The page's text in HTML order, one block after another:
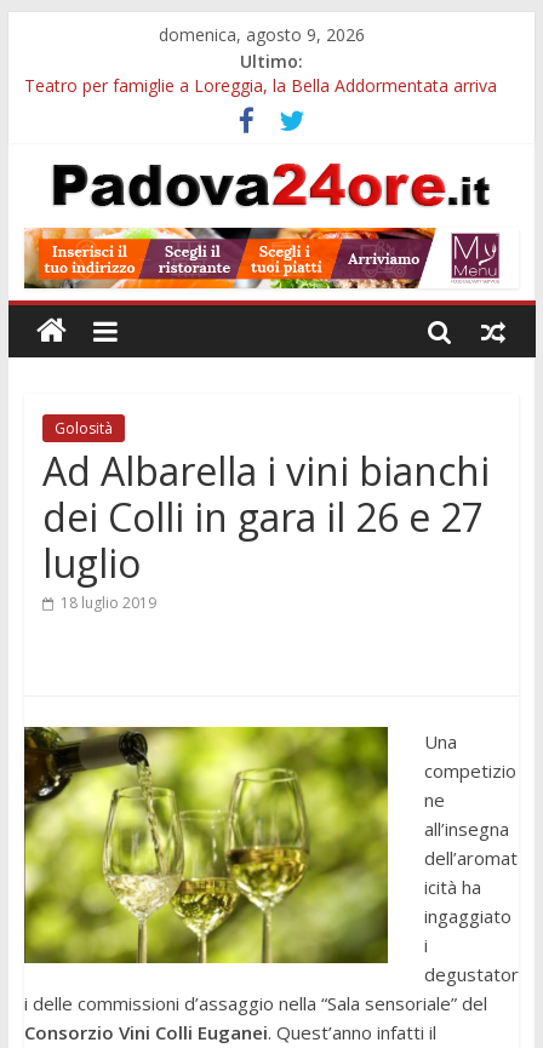
domenica, agosto 9, 2026
Ultimo:
Teatro per famiglie a Loreggia, la Bella Addormentata arriva
Galleria Cavour, cento opere di Diana Migliorato tra colore,
poesia e musica a Padova
Cinema Arena Romana, stasera la commedia di Antonio
Campo San Martino, il Museo della civiltà contadina apre gratis
durante la sagra
Notizie di Padova alle ore 10: Notte del Volo sold out, Tribano
e festa oggi a Teolo
Golosità
Ad Albarella i vini bianchi
dei Colli in gara il 26 e 27
luglio
18 luglio 2019
Una
competizio
ne
all’insegna
dell’aromat
icità ha
ingaggiato
i
degustator
i delle commissioni d’assaggio nella “Sala sensoriale” del
Consorzio Vini Colli Euganei. Quest’anno infatti il